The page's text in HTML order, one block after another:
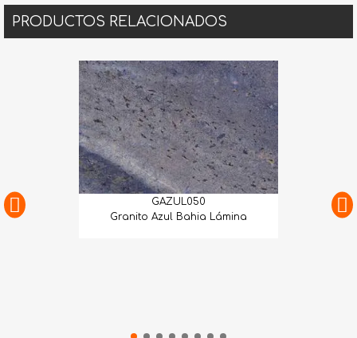
PRODUCTOS RELACIONADOS
GAZUL050
Granito Azul Bahia Lámina